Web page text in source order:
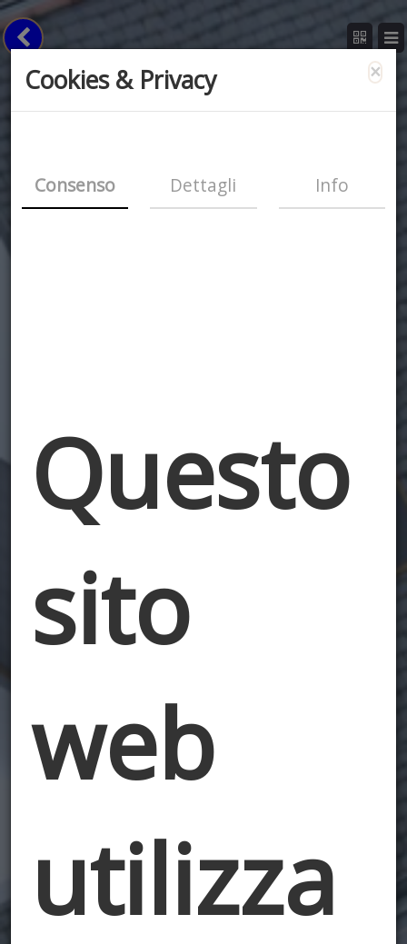
×
Cookies & Privacy
Consenso Dettagli Info
Questo
sito
web
utilizza